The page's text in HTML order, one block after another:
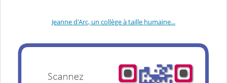
Jeanne d'Arc, un collège à taille humaine...